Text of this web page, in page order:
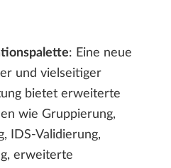
: Eine neue
und vielseitiger
bietet erweiterte
wie Gruppierung,
IDS-Validierung,
erweiterte